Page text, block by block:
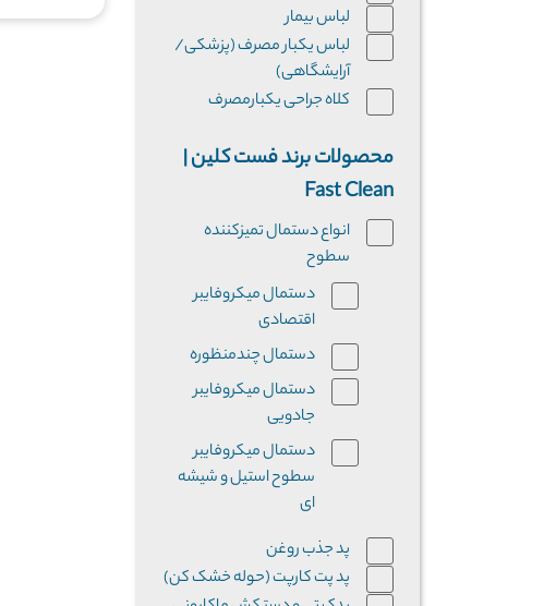
لباس بیمار
لباس یکبار مصرف (پزشکی/
آرایشگاهی)
کلاه جراحی یکبارمصرف
محصولات برند فست کلین |
Fast Clean
انواع دستمال تمیزکننده
سطوح
دستمال میکروفایبر
اقتصادی
دستمال چندمنظوره
دستمال میکروفایبر
جادویی
دستمال میکروفایبر
سطوح استیل و شیشه
ای
پد جذب روغن
پد پت کارپت (حوله خشک کن)